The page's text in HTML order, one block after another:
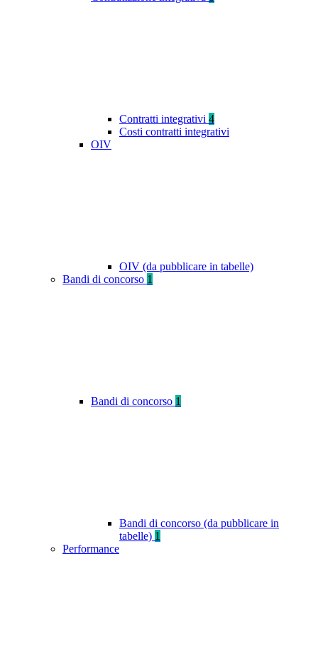
Contratti integrativi 4
Costi contratti integrativi
OIV
OIV (da pubblicare in tabelle)
Bandi di concorso 1
Bandi di concorso 1
Bandi di concorso (da pubblicare in
tabelle) 1
Performance